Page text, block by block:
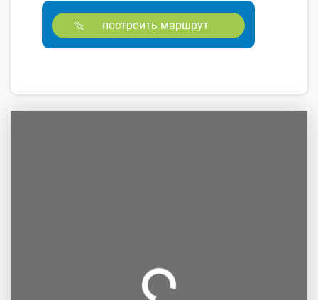
построить маршрут